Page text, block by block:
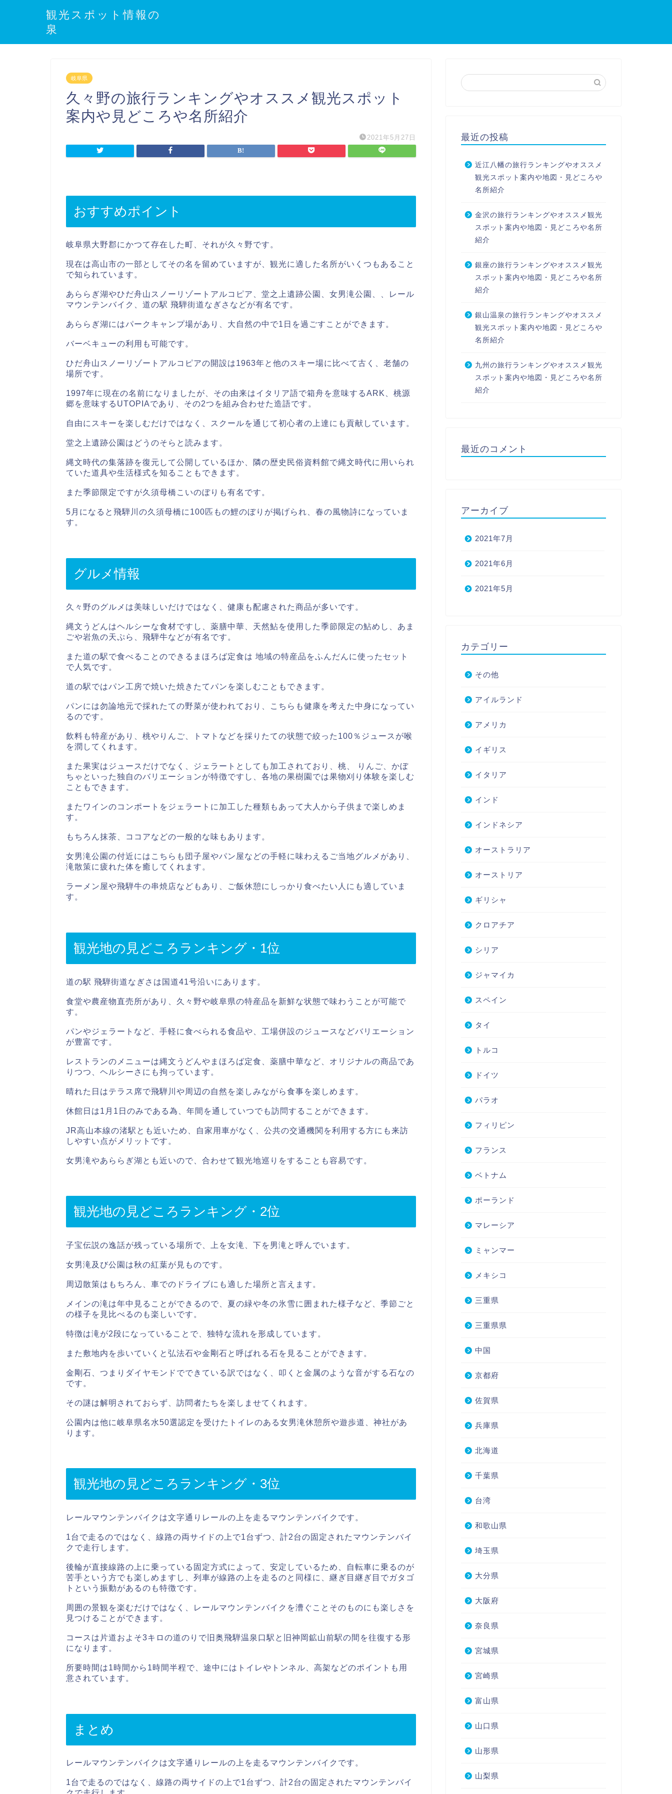
観光スポット情報の
泉
岐阜県
久々野の旅行ランキングやオススメ観光スポット
案内や見どころや名所紹介
2021年5月27日
おすすめポイント
岐阜県大野郡にかつて存在した町、それが久々野です。
現在は高山市の一部としてその名を留めていますが、観光に適した名所がいくつもあること
で知られています。
あららぎ湖やひだ舟山スノーリゾートアルコピア、堂之上遺跡公園、女男滝公園、、レール
マウンテンバイク、道の駅 飛騨街道なぎさなどが有名です。
あららぎ湖にはパークキャンプ場があり、大自然の中で1日を過ごすことができます。
バーベキューの利用も可能です。
ひだ舟山スノーリゾートアルコピアの開設は1963年と他のスキー場に比べて古く、老舗の
場所です。
1997年に現在の名前になりましたが、その由来はイタリア語で箱舟を意味するARK、桃源
郷を意味するUTOPIAであり、その2つを組み合わせた造語です。
自由にスキーを楽しむだけではなく、スクールを通じて初心者の上達にも貢献しています。
堂之上遺跡公園はどうのそらと読みます。
縄文時代の集落跡を復元して公開しているほか、隣の歴史民俗資料館で縄文時代に用いられ
ていた道具や生活様式を知ることもできます。
また季節限定ですが久須母橋こいのぼりも有名です。
5月になると飛騨川の久須母橋に100匹もの鯉のぼりが掲げられ、春の風物詩になっていま
す。
グルメ情報
久々野のグルメは美味しいだけではなく、健康も配慮された商品が多いです。
縄文うどんはヘルシーな食材ですし、薬膳中華、天然鮎を使用した季節限定の鮎めし、あま
ごや岩魚の天ぷら、飛騨牛などが有名です。
また道の駅で食べることのできるまほろば定食は 地域の特産品をふんだんに使ったセット
で人気です。
道の駅ではパン工房で焼いた焼きたてパンを楽しむこともできます。
パンには勿論地元で採れたての野菜が使われており、こちらも健康を考えた中身になってい
るのです。
飲料も特産があり、桃やりんご、トマトなどを採りたての状態で絞った100％ジュースが喉
を潤してくれます。
また果実はジュースだけでなく、ジェラートとしても加工されており、桃、 りんご、かぼ
ちゃといった独自のバリエーションが特徴ですし、各地の果樹園では果物刈り体験を楽しむ
こともできます。
またワインのコンポートをジェラートに加工した種類もあって大人から子供まで楽しめま
す。
もちろん抹茶、ココアなどの一般的な味もあります。
女男滝公園の付近にはこちらも団子屋やパン屋などの手軽に味わえるご当地グルメがあり、
滝散策に疲れた体を癒してくれます。
ラーメン屋や飛騨牛の串焼店などもあり、ご飯休憩にしっかり食べたい人にも適していま
す。
観光地の見どころランキング・1位
道の駅 飛騨街道なぎさは国道41号沿いにあります。
食堂や農産物直売所があり、久々野や岐阜県の特産品を新鮮な状態で味わうことが可能で
す。
パンやジェラートなど、手軽に食べられる食品や、工場併設のジュースなどバリエーション
が豊富です。
レストランのメニューは縄文うどんやまほろば定食、薬膳中華など、オリジナルの商品であ
りつつ、ヘルシーさにも拘っています。
晴れた日はテラス席で飛騨川や周辺の自然を楽しみながら食事を楽しめます。
休館日は1月1日のみである為、年間を通していつでも訪問することができます。
JR高山本線の渚駅とも近いため、自家用車がなく、公共の交通機関を利用する方にも来訪
しやすい点がメリットです。
女男滝やあららぎ湖とも近いので、合わせて観光地巡りをすることも容易です。
観光地の見どころランキング・2位
子宝伝説の逸話が残っている場所で、上を女滝、下を男滝と呼んでいます。
女男滝及び公園は秋の紅葉が見ものです。
周辺散策はもちろん、車でのドライブにも適した場所と言えます。
メインの滝は年中見ることができるので、夏の緑や冬の氷雪に囲まれた様子など、季節ごと
の様子を見比べるのも楽しいです。
特徴は滝が2段になっていることで、独特な流れを形成しています。
また敷地内を歩いていくと弘法石や金剛石と呼ばれる石を見ることができます。
金剛石、つまりダイヤモンドでできている訳ではなく、叩くと金属のような音がする石なの
です。
その謎は解明されておらず、訪問者たちを楽しませてくれます。
公園内は他に岐阜県名水50選認定を受けたトイレのある女男滝休憩所や遊歩道、神社があ
ります。
観光地の見どころランキング・3位
レールマウンテンバイクは文字通りレールの上を走るマウンテンバイクです。
1台で走るのではなく、線路の両サイドの上で1台ずつ、計2台の固定されたマウンテンバイ
クで走行します。
後輪が直接線路の上に乗っている固定方式によって、安定しているため、自転車に乗るのが
苦手という方でも楽しめますし、列車が線路の上を走るのと同様に、継ぎ目継ぎ目でガタゴ
トという振動があるのも特徴です。
周囲の景観を楽むだけではなく、レールマウンテンバイクを漕ぐことそのものにも楽しさを
見つけることができます。
コースは片道およそ3キロの道のりで旧奥飛騨温泉口駅と旧神岡鉱山前駅の間を往復する形
になります。
所要時間は1時間から1時間半程で、途中にはトイレやトンネル、高架などのポイントも用
意されています。
まとめ
レールマウンテンバイクは文字通りレールの上を走るマウンテンバイクです。
1台で走るのではなく、線路の両サイドの上で1台ずつ、計2台の固定されたマウンテンバイ
最近の投稿
近江八幡の旅行ランキングやオススメ
観光スポット案内や地図・見どころや
名所紹介
金沢の旅行ランキングやオススメ観光
スポット案内や地図・見どころや名所
紹介
銀座の旅行ランキングやオススメ観光
スポット案内や地図・見どころや名所
紹介
銀山温泉の旅行ランキングやオススメ
観光スポット案内や地図・見どころや
名所紹介
九州の旅行ランキングやオススメ観光
スポット案内や地図・見どころや名所
紹介
最近のコメント
アーカイブ
2021年7月
2021年6月
2021年5月
カテゴリー
その他
アイルランド
アメリカ
イギリス
イタリア
インド
インドネシア
オーストラリア
オーストリア
ギリシャ
クロアチア
シリア
ジャマイカ
スペイン
タイ
トルコ
ドイツ
パラオ
フィリピン
フランス
ベトナム
ポーランド
マレーシア
ミャンマー
メキシコ
三重県
三重県県
中国
京都府
佐賀県
兵庫県
北海道
千葉県
台湾
和歌山県
埼玉県
大分県
大阪府
奈良県
宮城県
宮崎県
富山県
山口県
山形県
山梨県